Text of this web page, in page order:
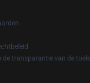
de transparantie van de